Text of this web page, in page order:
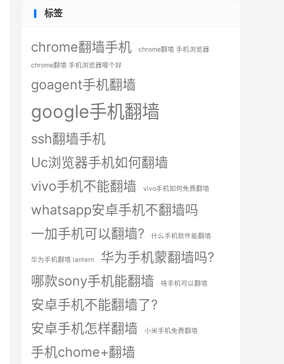
标签
chrome翻墙手机
chrome翻墙 手机浏览器
chrome翻墙 手机浏览器哪个好
goagent手机翻墙
google手机翻墙
ssh翻墙手机
Uc浏览器手机如何翻墙
vivo手机不能翻墙
vivo手机如何免费翻墙
whatsapp安卓手机不翻墙吗
一加手机可以翻墙?
什么手机软件能翻墙
华为手机翻墙 lantern
华为手机蒙翻墙吗?
哪款sony手机能翻墙
啥手机可以翻墙
安卓手机不能翻墙了?
安卓手机怎样翻墙
小米手机免费翻墙
手机chome+翻墙